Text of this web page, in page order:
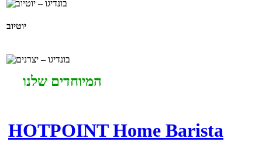
יוטיוב
המיוחדים שלנו
HOTPOINT Home Barista